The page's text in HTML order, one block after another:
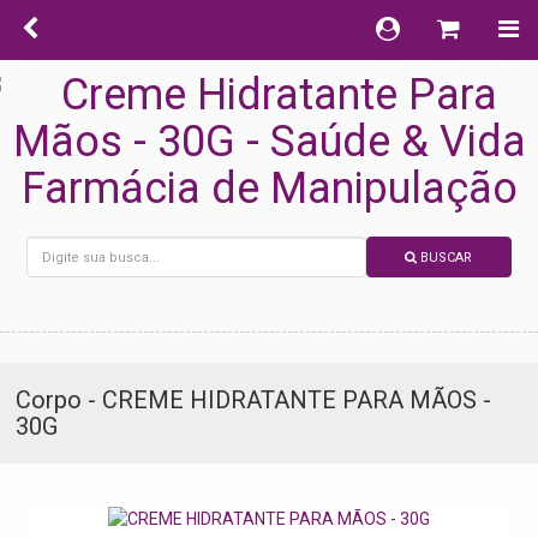
BUSCAR
Corpo - CREME HIDRATANTE PARA MÃOS -
30G